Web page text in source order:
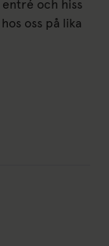
och hiss
oss på lika